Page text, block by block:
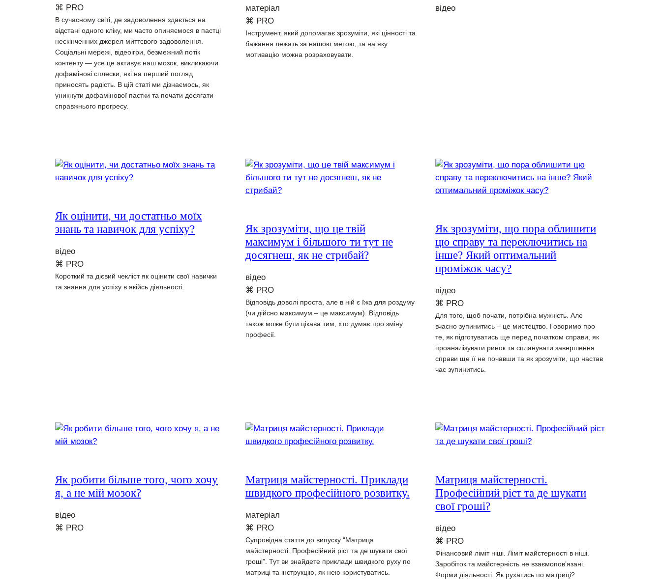
⌘ PRO
В сучасному світі, де задоволення здається на
відстані одного кліку, ми часто опиняємося в пастці
нескінченних джерел миттєвого задоволення.
Соціальні мережі, відеоігри, безмежний потік
контенту — усе це активує наш мозок, викликаючи
дофамінові сплески, які на перший погляд
приносять радість. В цій статі ми дізнаємось, як
уникнути дофамінової пастки та почати досягати
справжнього прогресу.
матеріал
⌘ PRO
Інструмент, який допомагає зрозуміти, які цінності та
бажання лежать за нашою метою, та на яку
мотивацію можна розраховувати.
відео
Як оцінити, чи достатньо моїх
знань та навичок для успіху?
відео
⌘ PRO
Короткий та дієвий чекліст як оцінити свої навички
та знання для успіху в якійсь діяльності.
Як зрозуміти, що це твій
максимум і більшого ти тут не
досягнеш, як не стрибай?
відео
⌘ PRO
Відповідь доволі проста, але в ній є їжа для роздуму
(чи дійсно максимум – це максимум). Відповідь
також може бути цікава тим, хто думає про зміну
професії.
Як зрозуміти, що пора облишити
цю справу та переключитись на
інше? Який оптимальний
проміжок часу?
відео
⌘ PRO
Для того, щоб почати, потрібна мужність. Але
вчасно зупинитись – це мистецтво. Говоримо про
те, як підготуватись ще перед початком справи, як
проаналізувати ринок та спланувати завершення
справи ще її не почавши та як зрозуміти, що настав
час зупинитись.
Як робити більше того, чого хочу
я, а не мій мозок?
відео
⌘ PRO
Матриця майстерності. Приклади
швидкого професійного розвитку.
матеріал
⌘ PRO
Супровідна стаття до випуску “Матриця
майстерності. Професійний ріст та де шукати свої
гроші”. Тут ви знайдете приклади швидкого руху по
матриці та інструкцію, як нею користуватись.
Матриця майстерності.
Професійний ріст та де шукати
свої гроші?
відео
⌘ PRO
Фінансовий ліміт ніші. Ліміт майстерності в ніші.
Заробіток та майстерність не взаємопов’язані.
Форми діяльності. Як рухатись по матриці?